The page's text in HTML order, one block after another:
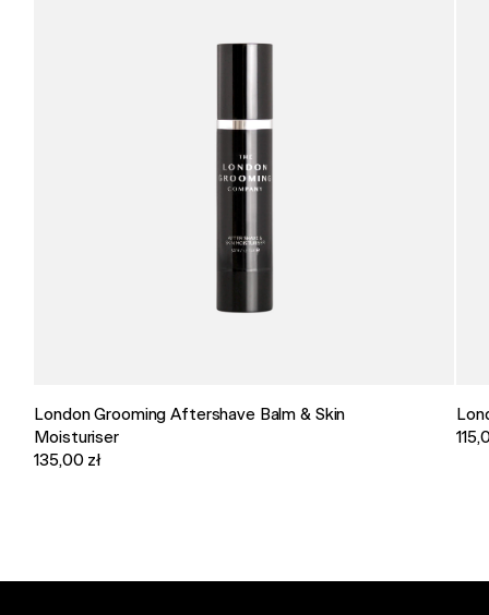
London Grooming Aftershave Balm & Skin
Moisturiser
135,00 zł